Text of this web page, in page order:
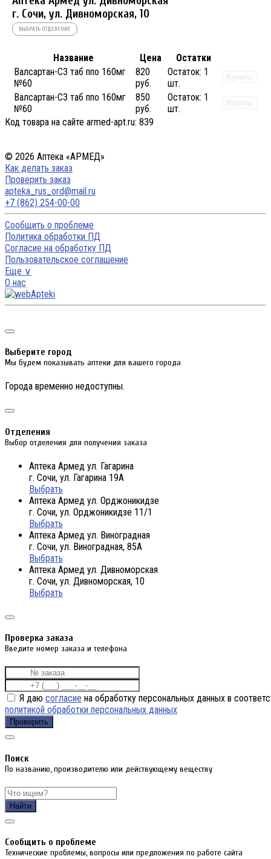
г. Сочи, ул. Дивноморская, 10
ВЫБРАТЬ ОТДЕЛЕНИЕ
Название Цена
Остатки
Валсартан-СЗ таб ппо 160мг
№60
820
руб.
Остаток: 1
шт.
Купить
Валсартан-СЗ таб ппо 160мг
№60
850
руб.
Остаток: 1
шт.
Купить
Код товара на сайте armed-apt.ru: 839
© 2026 Аптека «АРМЕД»
Как делать заказ
Проверить заказ
apteka_rus_ord@mail.ru
+7 (862) 254-00-00
Сообщить о проблеме
Политика обработки ПД
Согласие на обработку ПД
Пользовательское соглашение
Еще ∨
О нас
Выберите город
Мы будем показывать аптеки для вашего города
Города временно недоступны.
Отделения
Выбор отделения для получения заказа
Аптека Армед ул. Гагарина
г. Сочи, ул. Гагарина 19А
Выбрать
Аптека Армед ул. Орджоникидзе
г. Сочи, ул. Орджоникидзе 11/1
Выбрать
Аптека Армед ул. Виноградная
г. Сочи, ул. Виноградная, 85А
Выбрать
Аптека Армед ул. Дивноморская
г. Сочи, ул. Дивноморская, 10
Выбрать
Проверка заказа
Введите номер заказа и телефона
Я даю согласие на обработку персональных данных в
политикой обработки персональных данных
Проверить
Поиск
По названию, производителю или действующему веществу
Найти
Cообщить о проблеме
Технические проблемы, вопросы или предложения по работе сайта